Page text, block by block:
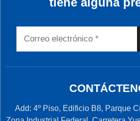
Add: 4º Piso, Edificio B8, Parque